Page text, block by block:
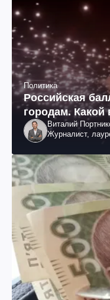
Политика
Российская
городам.
Виталий
Журналист,